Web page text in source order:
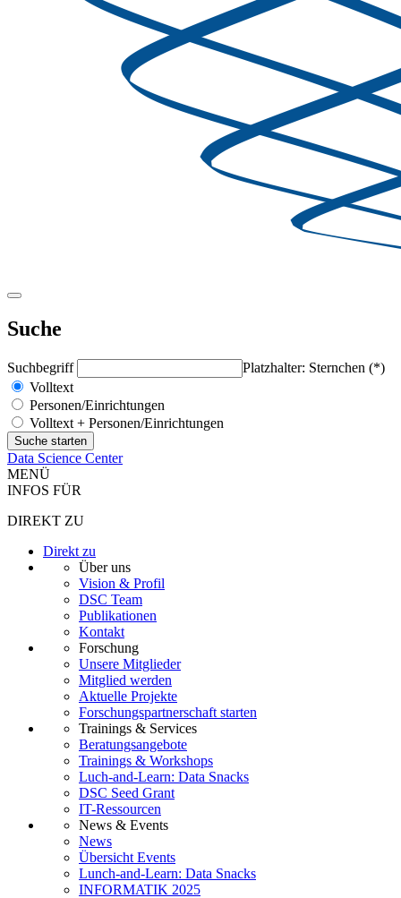
Suche
Suchbegriff
Platzhalter: Sternchen (*)
Volltext
Personen/Einrichtungen
Volltext + Personen/Einrichtungen
Data Science Center
MENÜ
INFOS FÜR
DIREKT ZU
Direkt zu
Über uns
Vision & Profil
DSC Team
Publikationen
Kontakt
Forschung
Unsere Mitglieder
Mitglied werden
Aktuelle Projekte
Forschungspartnerschaft starten
Trainings & Services
Beratungsangebote
Trainings & Workshops
Luch-and-Learn: Data Snacks
DSC Seed Grant
IT-Ressourcen
News & Events
News
Übersicht Events
Lunch-and-Learn: Data Snacks
INFORMATIK 2025